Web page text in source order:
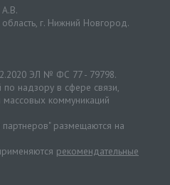
г. Нижний Новгород.
ЭЛ № ФС 77 - 79798.
надзору в сфере связи,
коммуникаций
размещаются на
рекомендательные